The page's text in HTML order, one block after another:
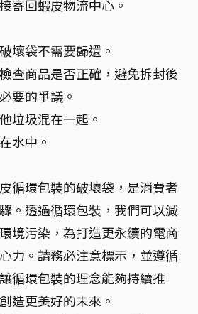
寄回蝦皮物流中心。
壞袋不需要歸還。
查商品是否正確，避免拆封後
要的爭議。
垃圾混在一起。
水中。
循環包裝的破壞袋，是消費者
。透過循環包裝，我們可以減
境污染，為打造更永續的電商
力。請務必注意標示，並遵循
循環包裝的理念能夠持續推
造更美好的未來。